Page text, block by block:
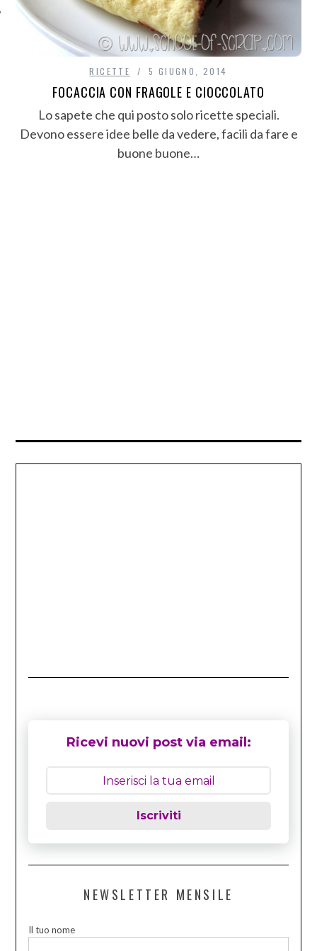
RICETTE 5 GIUGNO, 2014
FOCACCIA CON FRAGOLE E CIOCCOLATO
Lo sapete che qui posto solo ricette speciali.
Devono essere idee belle da vedere, facili da fare e
buone buone…
Ricevi nuovi post via email:
Iscriviti
NEWSLETTER MENSILE
Il tuo nome